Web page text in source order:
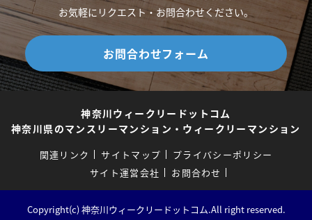
お気軽にリクエスト・お問合わせください。
お問合わせフォーム
神奈川ウィークリードットコム
神奈川県のマンスリーマンション・ウィークリーマンション
関連リンク サイトマップ
プライバシーポリシー
サイト運営会社
お問合わせ
Copyright(c) 神奈川ウィークリードットコム.All right reserved.